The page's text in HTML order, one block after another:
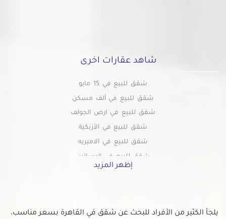
شاهد عقارات اخرى
شقق للبيع في 15 مايو
شقق للبيع في ألف مسكن
شقق للبيع في ارض الجولف
شقق للبيع في الأزبكية
شقق للبيع في الاميريه
شقق للبيع في البساتين
شقق للبيع في التبين
شقق للبيع في التجمع الخامس
إظهر المزيد
يلجأ الكثير من الأفراد للبحث عن شقق في القاهرة بسعر مناسب،